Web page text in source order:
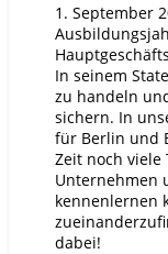
1. September
In seinem
zu handeln
sichern. In
für Berlin und
Zeit noch viele
Unternehmen
kennenlernen
dabei!